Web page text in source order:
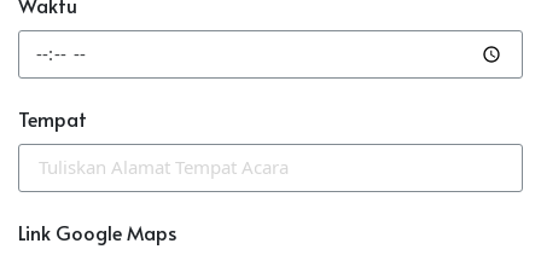
Tempat
Link Google Maps